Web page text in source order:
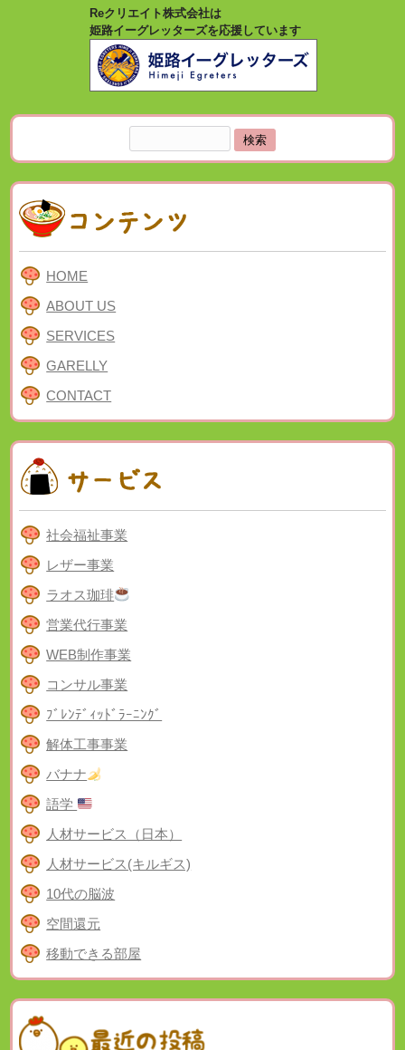
Reクリエイト株式会社は
姫路イーグレッターズを応援しています
索:
HOME
ABOUT US
SERVICES
GARELLY
CONTACT
社会福祉事業
レザー事業
ラオス珈琲
営業代行事業
WEB制作事業
コンサル事業
ﾌﾞﾚﾝﾃﾞｨｯﾄﾞﾗｰﾆﾝｸﾞ
解体工事事業
バナナ
語学
人材サービス（日本）
人材サービス(キルギス)
10代の脳波
空間還元
移動できる部屋